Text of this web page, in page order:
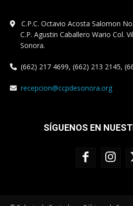
C.P.C. Octavio Acosta Salomon
C.P. Agustin Caballero Wario Col.
Sonora.
(662) 217 4699, (662) 213 2145,
recepcion@ccpdesonora.org
SÍGUENOS EN